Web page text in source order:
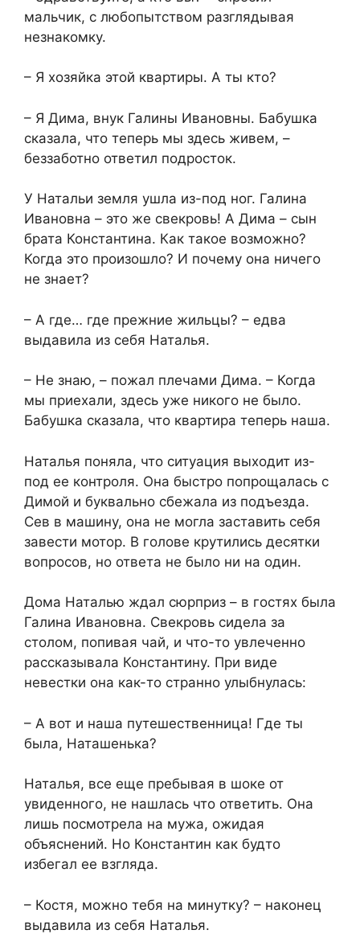
мальчик, с любопытством разглядывая
незнакомку.​
​– Я хозяйка этой квартиры. А ты кто?​
​– Я Дима, внук Галины Ивановны. Бабушка
сказала, что теперь мы здесь живем, –
беззаботно ответил подросток.​
​У Натальи земля ушла из-под ног. Галина
Ивановна – это же свекровь! А Дима – сын
брата Константина. Как такое возможно?
Когда это произошло? И почему она ничего
не знает?​
​– А где… где прежние жильцы? – едва
выдавила из себя Наталья.​
​– Не знаю, – пожал плечами Дима. – Когда
мы приехали, здесь уже никого не было.
Бабушка сказала, что квартира теперь наша.​
​Наталья поняла, что ситуация выходит из-
под ее контроля. Она быстро попрощалась с
Димой и буквально сбежала из подъезда.
Сев в машину, она не могла заставить себя
завести мотор. В голове крутились десятки
вопросов, но ответа не было ни на один.​
​Дома Наталью ждал сюрприз – в гостях была
Галина Ивановна. Свекровь сидела за
столом, попивая чай, и что-то увлеченно
рассказывала Константину. При виде
невестки она как-то странно улыбнулась:​
​– А вот и наша путешественница! Где ты
была, Наташенька?​
​Наталья, все еще пребывая в шоке от
увиденного, не нашлась что ответить. Она
лишь посмотрела на мужа, ожидая
объяснений. Но Константин как будто
избегал ее взгляда.​
​– Костя, можно тебя на минутку? – наконец
выдавила из себя Наталья.​